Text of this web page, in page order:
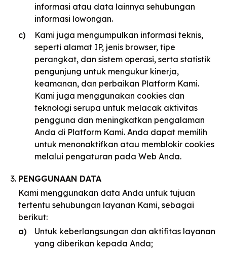
informasi atau data lainnya sehubungan
informasi lowongan.
Kami juga mengumpulkan informasi teknis,
seperti alamat IP, jenis browser, tipe
perangkat, dan sistem operasi, serta statistik
pengunjung untuk mengukur kinerja,
keamanan, dan perbaikan Platform Kami.
Kami juga menggunakan cookies dan
teknologi serupa untuk melacak aktivitas
pengguna dan meningkatkan pengalaman
Anda di Platform Kami. Anda dapat memilih
untuk menonaktifkan atau memblokir cookies
melalui pengaturan pada Web Anda.
PENGGUNAAN DATA
Kami menggunakan data Anda untuk tujuan
tertentu sehubungan layanan Kami, sebagai
berikut:
Untuk keberlangsungan dan aktifitas layanan
yang diberikan kepada Anda;